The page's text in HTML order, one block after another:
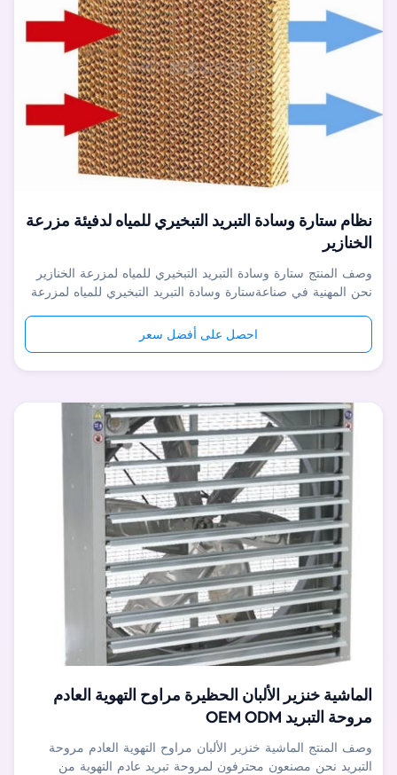
نظام ستارة وسادة التبريد التبخيري للمياه لدفيئة مزرعة
الخنازير
وصف المنتج ستارة وسادة التبريد التبخيري للمياه لمزرعة الخنازير
نحن المهنية في صناعةستارة وسادة التبريد التبخيري للمياه لمزرعة
كل خطأ في العملية أقل من 0.03 مم لضمان قابلية التبادل لأجزاء
المنتج بنسبة 100٪. يتم إنتاج ما يقرب من 95٪ من أجزاء ...
احصل على أفضل سعر
الماشية خنزير الألبان الحظيرة مراوح التهوية العادم
مروحة التبريد OEM ODM
وصف المنتج الماشية خنزير الألبان مراوح التهوية العادم مروحة
التبريد نحن مصنعون محترفون لمروحة تبريد عادم التهوية من